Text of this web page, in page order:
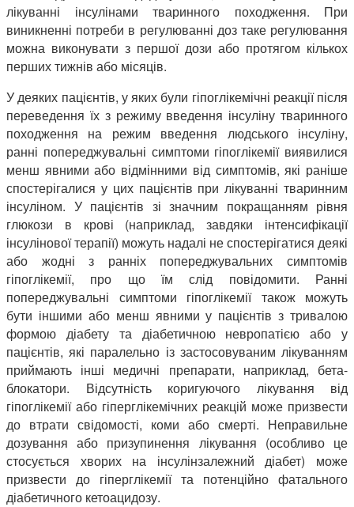
лікуванні інсулінами тваринного походження. При
виникненні потреби в регулюванні доз таке регулювання
можна виконувати з першої дози або протягом кількох
перших тижнів або місяців.
У деяких пацієнтів, у яких були гіпоглікемічні реакції після
переведення їх з режиму введення інсуліну тваринного
походження на режим введення людського інсуліну,
ранні попереджувальні симптоми гіпоглікемії виявилися
менш явними або відмінними від симптомів, які раніше
спостерігалися у цих пацієнтів при лікуванні тваринним
інсуліном. У пацієнтів зі значним покращанням рівня
глюкози в крові (наприклад, завдяки інтенсифікації
інсулінової терапії) можуть надалі не спостерігатися деякі
або жодні з ранніх попереджувальних симптомів
гіпоглікемії, про що їм слід повідомити. Ранні
попереджувальні симптоми гіпоглікемії також можуть
бути іншими або менш явними у пацієнтів з тривалою
формою діабету та діабетичною невропатією або у
пацієнтів, які паралельно із застосовуваним лікуванням
приймають інші медичні препарати, наприклад, бета-
блокатори. Відсутність коригуючого лікування від
гіпоглікемії або гіперглікемічних реакцій може призвести
до втрати свідомості, коми або смерті. Неправильне
дозування або призупинення лікування (особливо це
стосується хворих на інсулінзалежний діабет) може
призвести до гіперглікемії та потенційно фатального
діабетичного кетоацидозу.